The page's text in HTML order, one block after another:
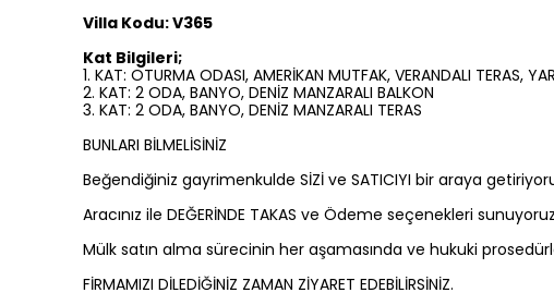
Villa Kodu: V365
Kat Bilgileri;
1. KAT: OTURMA ODASI, AMERİKAN MUTFAK, VERANDALI TERAS,
2. KAT: 2 ODA, BANYO, DENİZ MANZARALI BALKON
3. KAT: 2 ODA, BANYO, DENİZ MANZARALI TERAS
BUNLARI BİLMELİSİNİZ
Beğendiğiniz gayrimenkulde SİZİ ve SATICIYI bir araya
Aracınız ile DEĞERİNDE TAKAS ve Ödeme seçenekleri
Mülk satın alma sürecinin her aşamasında ve hukuki
FİRMAMIZI DİLEDİĞİNİZ ZAMAN ZİYARET EDEBİLİRSİNİZ.